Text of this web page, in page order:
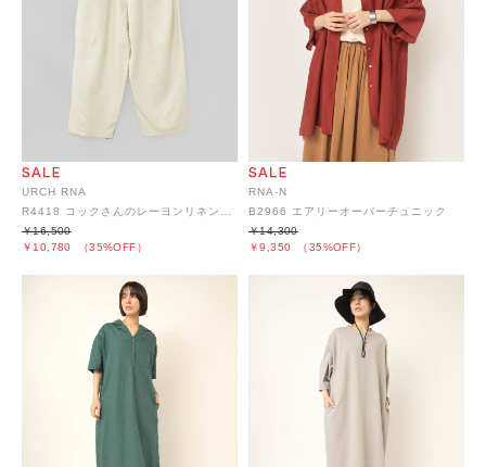
URCH RNA
￥10,780 （35%OFF）
￥16,500
RNA-N
B2966 エアリーオーバーチュニック
￥9,350 （35%OFF）
￥14,300